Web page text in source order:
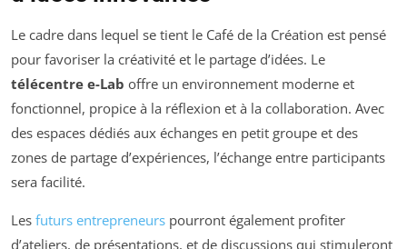
Le cadre dans lequel se tient le Café de la Création est pensé
pour favoriser la créativité et le partage d’idées. Le
télécentre e-Lab offre un environnement moderne et
fonctionnel, propice à la réflexion et à la collaboration. Avec
des espaces dédiés aux échanges en petit groupe et des
zones de partage d’expériences, l’échange entre participants
sera facilité.
Les futurs entrepreneurs pourront également profiter
d’ateliers, de présentations, et de discussions qui stimuleront